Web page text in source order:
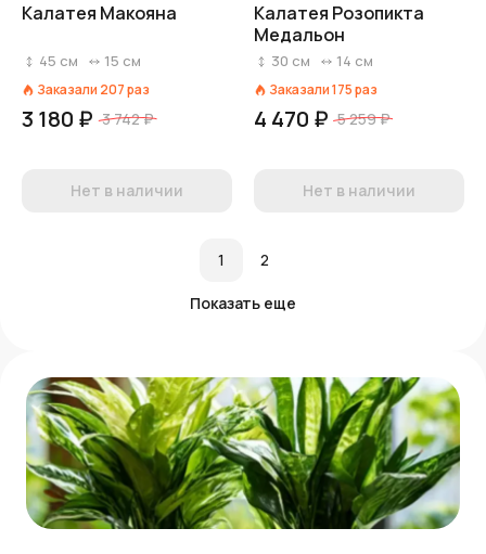
Калатея Макояна
45 см 15 см
Заказали 207раз
3 180 ₽ 3 742 ₽
Нет в наличии
Калатея Розопикта
Медальон
30 см 14 см
Заказали175раз
4 470 ₽ 5 259 ₽
Нет в наличии
1 2
Показать еще